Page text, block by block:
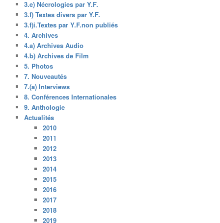
3.e) Nécrologies par Y.F.
3.f) Textes divers par Y.F.
3.f)i.Textes par Y.F.non publiés
4. Archives
4.a) Archives Audio
4.b) Archives de Film
5. Photos
7. Nouveautés
7.(a) Interviews
8. Conférences Internationales
9. Anthologie
Actualités
2010
2011
2012
2013
2014
2015
2016
2017
2018
2019